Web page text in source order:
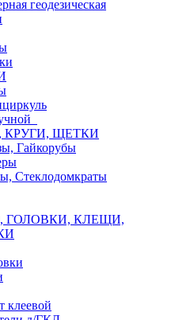
геодезическая
КРУГИ, ЩЕТКИ
Гайкорубы
Стеклодомкраты
ГОЛОВКИ, КЛЕЩИ,
клеевой